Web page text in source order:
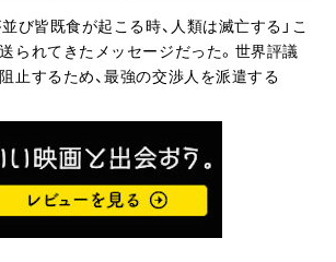
並び皆既食が起こる時、人類は滅亡する」こ
られてきたメッセージだった。世界評議
止するため、最強の交渉人を派遣する